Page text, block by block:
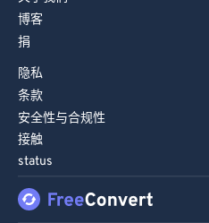
博客
捐
隐私
条款
安全性与合规性
接触
status